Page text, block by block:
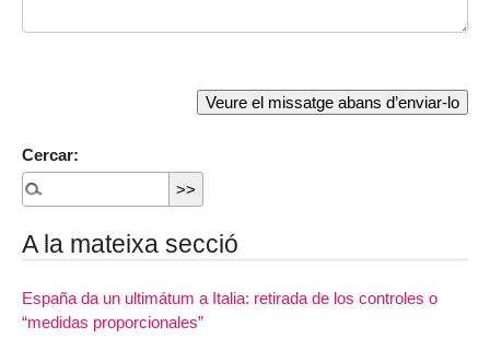
Cercar:
A la mateixa secció
España da un ultimátum a Italia: retirada de los controles o
“medidas proporcionales”